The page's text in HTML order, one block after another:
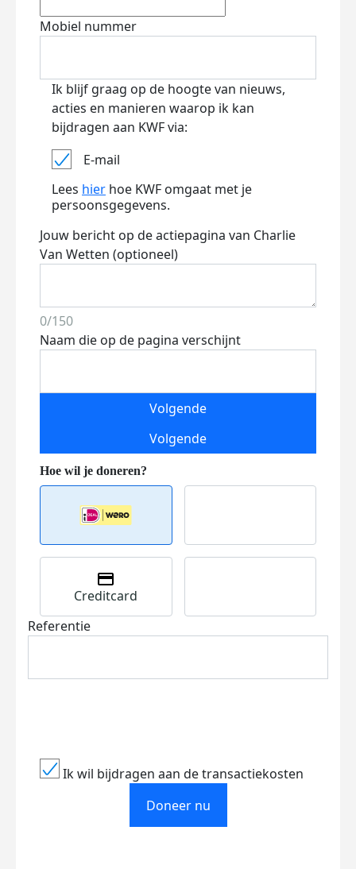
Mobiel nummer
Ik blijf graag op de hoogte van nieuws,
acties en manieren waarop ik kan
bijdragen aan KWF via:
E-mail
Lees hier hoe KWF omgaat met je
persoonsgegevens.
Jouw bericht op de actiepagina van Charlie
Van Wetten (optioneel)
0/150
Naam die op de pagina verschijnt
Volgende
Volgende
Creditcard
Referentie
Ik wil bijdragen aan de transactiekosten
Doneer nu